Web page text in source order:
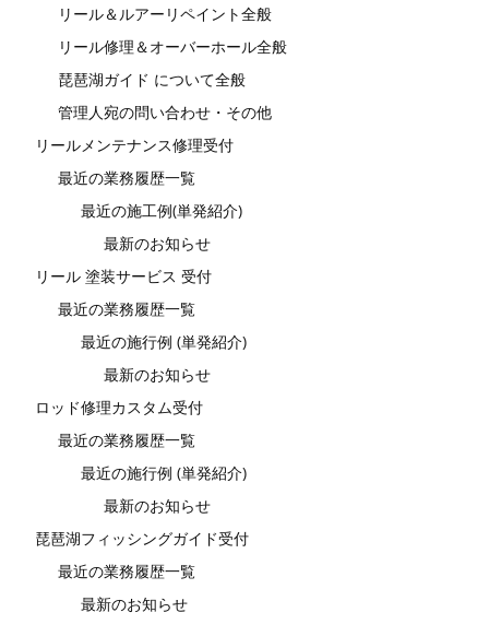
リール＆ルアーリペイント全般
リール修理＆オーバーホール全般
琵琶湖ガイド について全般
管理人宛の問い合わせ・その他
リールメンテナンス修理受付
最近の業務履歴一覧
最近の施工例(単発紹介)
最新のお知らせ
リール 塗装サービス 受付
最近の業務履歴一覧
最近の施行例 (単発紹介)
最新のお知らせ
ロッド修理カスタム受付
最近の業務履歴一覧
最近の施行例 (単発紹介)
最新のお知らせ
琵琶湖フィッシングガイド受付
最近の業務履歴一覧
最新のお知らせ